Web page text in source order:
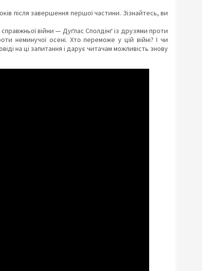
після завершення першої частини. Зізнайтесь, ви
війни — Дуґлас Сполдінґ із друзями проти
неминучої осені. Хто переможе у цій війні? І чи
на ці запитання і дарує читачам можливість знову